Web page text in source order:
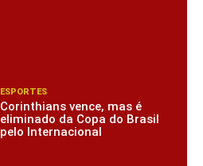
ESPORTES
Corinthians vence, mas é
eliminado da Copa do Brasil
pelo Internacional